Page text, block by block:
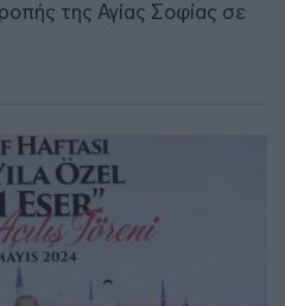
της Αγίας Σοφίας σε